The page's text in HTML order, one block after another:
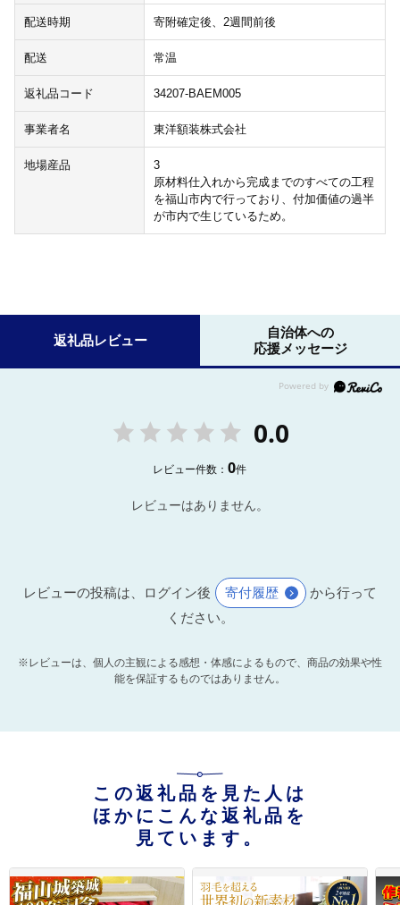
配送時期 寄附確定後、2週間前後
配送 常温
返礼品コード 34207-BAEM005
事業者名 東洋額装株式会社
地場産品
3
原材料仕入れから完成までのすべての工程
を福山市内で行っており、付加価値の過半
が市内で生じているため。
返礼品レビュー
自治体への
応援メッセージ
0.0
レビュー件数：0件
レビューはありません。
レビューの投稿は、ログイン後 寄付履歴
から行って
ください。
※レビューは、個人の主観による感想・体感によるもので、商品の効果や性
能を保証するものではありません。
この返礼品を見た人は
ほかにこんな返礼品を
見ています。